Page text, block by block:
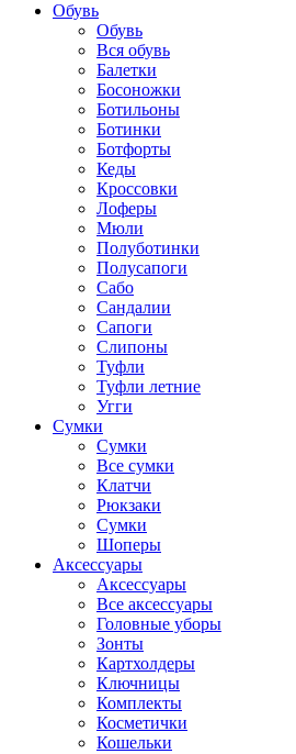
Обувь
Обувь
Вся обувь
Балетки
Босоножки
Ботильоны
Ботинки
Ботфорты
Кеды
Кроссовки
Лоферы
Мюли
Полуботинки
Полусапоги
Сабо
Сандалии
Сапоги
Слипоны
Туфли
Туфли летние
Угги
Сумки
Сумки
Все сумки
Клатчи
Рюкзаки
Сумки
Шоперы
Аксессуары
Аксессуары
Все аксессуары
Головные уборы
Зонты
Картхолдеры
Ключницы
Комплекты
Косметички
Кошельки